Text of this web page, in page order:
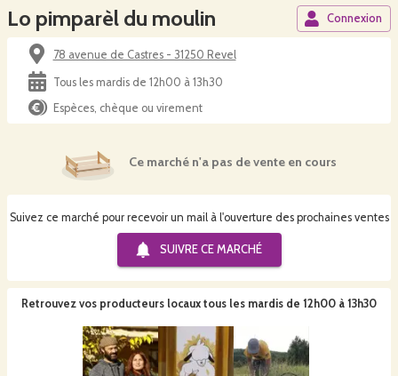
Lo pimparèl du moulin Connexion
78 avenue de Castres - 31250 Revel
Tous les mardis de 12h00 à 13h30
Espèces, chèque ou virement
Ce marché n'a pas de vente en cours
Suivez ce marché pour recevoir un mail à l'ouverture des prochaines ventes
SUIVRE CE MARCHÉ
Retrouvez vos producteurs locaux tous les mardis de 12h00 à 13h30